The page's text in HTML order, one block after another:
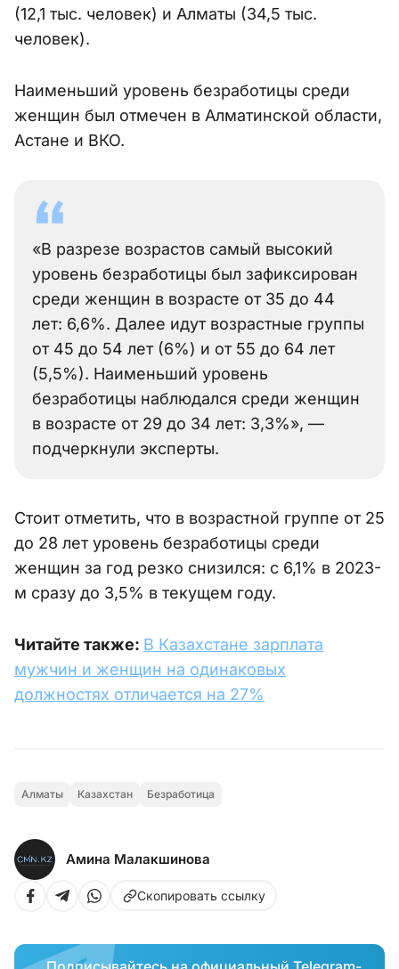
(12,1 тыс. человек) и Алматы (34,5 тыс.
человек).
Наименьший уровень безработицы среди
женщин был отмечен в Алматинской области,
Астане и ВКО.
«В разрезе возрастов самый высокий
уровень безработицы был зафиксирован
среди женщин в возрасте от 35 до 44
лет: 6,6%. Далее идут возрастные группы
от 45 до 54 лет (6%) и от 55 до 64 лет
(5,5%). Наименьший уровень
безработицы наблюдался среди женщин
в возрасте от 29 до 34 лет: 3,3%», —
подчеркнули эксперты.
Стоит отметить, что в возрастной группе от 25
до 28 лет уровень безработицы среди
женщин за год резко снизился: с 6,1% в 2023-
м сразу до 3,5% в текущем году.
Читайте также: В Казахстане зарплата
мужчин и женщин на одинаковых
должностях отличается на 27%
Алматы Казахстан Безработица
Амина Малакшинова
Скопировать ссылку